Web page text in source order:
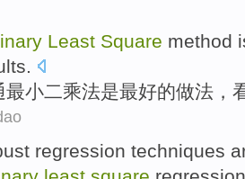
Least Square method
.
最小二乘法是最好的做法 ，
regression techniques